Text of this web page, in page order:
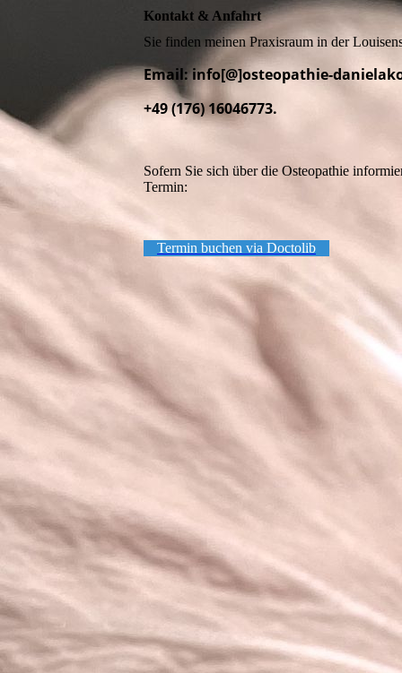
Kontakt & Anfahrt
Sie finden meinen Praxisraum in der
Email: info[@]osteopathie-
+49 (176) 16046773.
Sofern Sie sich über die Osteopathie
Termin:
Termin buchen via Doctolib